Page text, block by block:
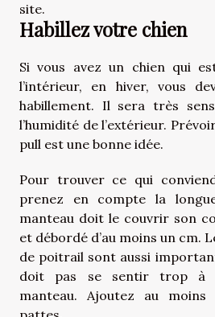
site.
Habillez votre chien
Si vous avez un chien qui
l’intérieur, en hiver, vous
habillement. Il sera très
l’humidité de l’extérieur.
pull est une bonne idée.
Pour trouver ce qui
prenez en compte la
manteau doit le couvrir son
et débordé d’au moins un cm.
de poitrail sont aussi
doit pas se sentir trop à
manteau. Ajoutez au